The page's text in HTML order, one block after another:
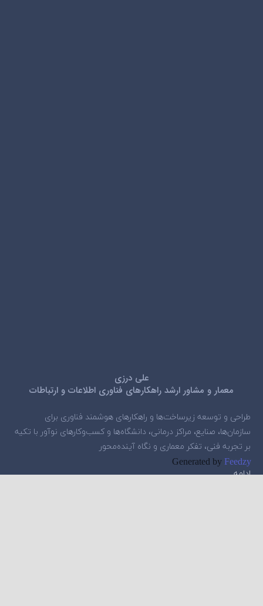
علی درزی
معمار و مشاور ارشد راهکارهای فناوری اطلاعات و ارتباطات
طراحی و توسعه زیرساخت‌ها و راهکارهای هوشمند فناوری برای
سازمان‌ها، صنایع، مراکز درمانی، دانشگاه‌ها و کسب‌وکارهای نوآور با تکیه
بر تجربه فنی، تفکر معماری و نگاه آینده‌محور
ادامه
Generated by Feedzy